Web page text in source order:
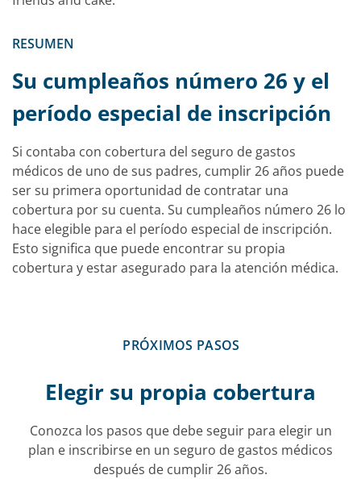
RESUMEN
Su cumpleaños número 26 y el
período especial de inscripción
Si contaba con cobertura del seguro de gastos
médicos de uno de sus padres, cumplir 26 años puede
ser su primera oportunidad de contratar una
cobertura por su cuenta. Su cumpleaños número 26 lo
hace elegible para el período especial de inscripción.
Esto significa que puede encontrar su propia
cobertura y estar asegurado para la atención médica.
PRÓXIMOS PASOS
Elegir su propia cobertura
Conozca los pasos que debe seguir para elegir un
plan e inscribirse en un seguro de gastos médicos
después de cumplir 26 años.